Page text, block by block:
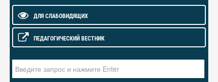
ДЛЯ СЛАБОВИДЯЩИХ
ПЕДАГОГИЧЕСКИЙ ВЕСТНИК